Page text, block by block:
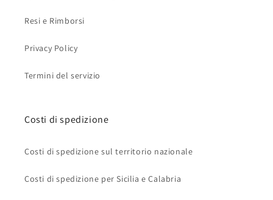
Resi e Rimborsi
Privacy Policy
Termini del servizio
Costi di spedizione
Costi di spedizione sul territorio nazionale
Costi di spedizione per Sicilia e Calabria